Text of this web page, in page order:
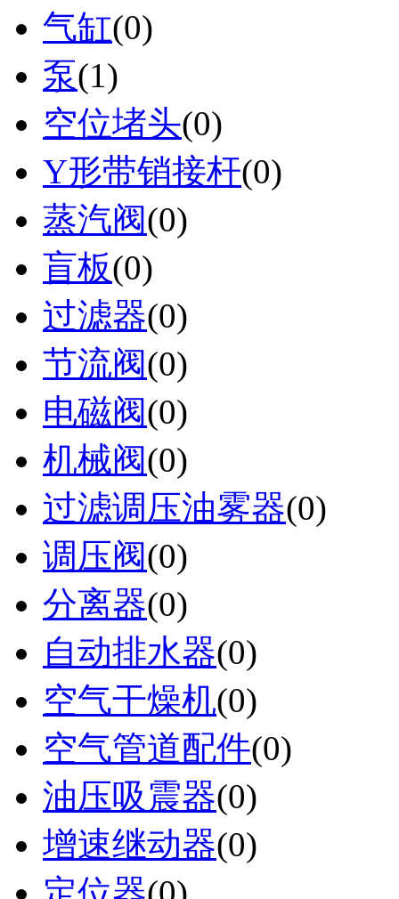
气缸(0)
泵(1)
空位堵头(0)
Y形带销接杆(0)
蒸汽阀(0)
盲板(0)
过滤器(0)
节流阀(0)
电磁阀(0)
机械阀(0)
过滤调压油雾器(0)
调压阀(0)
分离器(0)
自动排水器(0)
空气干燥机(0)
空气管道配件(0)
油压吸震器(0)
增速继动器(0)